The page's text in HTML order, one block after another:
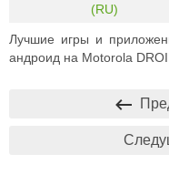
(RU)
Лучшие игры и
андроид на Motorola